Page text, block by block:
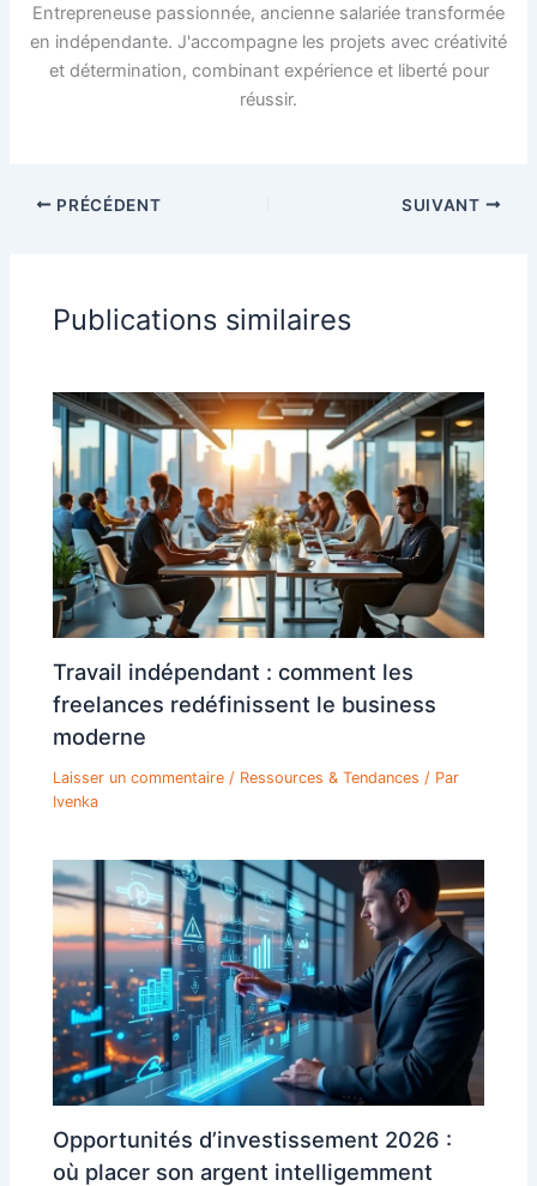
Entrepreneuse passionnée, ancienne salariée transformée
en indépendante. J'accompagne les projets avec créativité
et détermination, combinant expérience et liberté pour
réussir.
PRÉCÉDENT SUIVANT
Publications similaires
Travail indépendant : comment les
freelances redéfinissent le business
moderne
Laisser un commentaire / Ressources & Tendances / Par
Ivenka
Opportunités d’investissement 2026 :
où placer son argent intelligemment